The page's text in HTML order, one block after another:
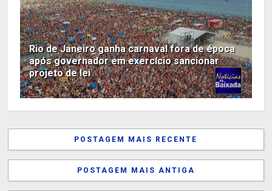
Rio de Janeiro ganha carnaval fora de época
após governador em exercício sancionar
projeto de lei
POSTAGEM MAIS RECENTE
POSTAGEM MAIS ANTIGA